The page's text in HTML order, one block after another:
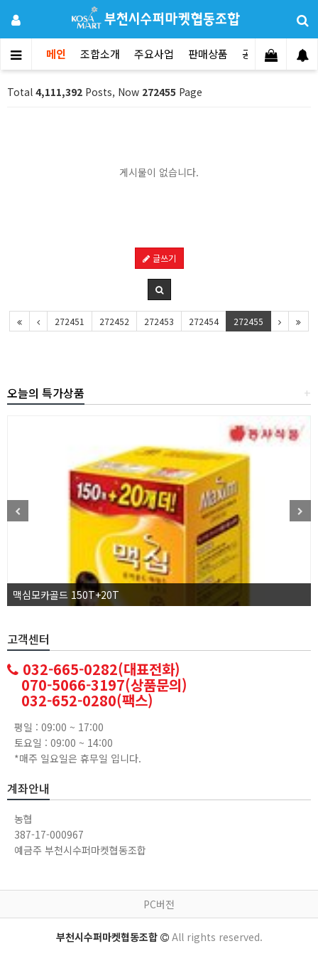
메인 조합소개 주요사업 판매상품 공지사항 문
Total 4,111,392 Posts, Now 272455 Page
게시물이 없습니다.
글쓰기
272451 272452 272453 272454 272455
+
오늘의 특가상품
맥심모카골드 150T+20T
고객센터
032-665-0282(대표전화)
070-5066-3197(상품문의)
032-652-0280(팩스)
평일 : 09:00 ~ 17:00
토요일 : 09:00 ~ 14:00
*매주 일요일은 휴무일 입니다.
계좌안내
농협
387-17-000967
예금주 부천시수퍼마켓협동조합
PC버전
부천시수퍼마켓협동조합 All rights reserved.